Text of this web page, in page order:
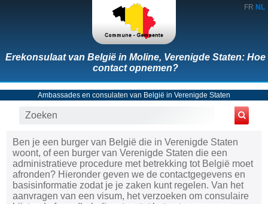
FR NL
Erekonsulaat van België in Moline, Verenigde Staten: Hoe
contact opnemen?
Ambassades en consulaten van België in Verenigde Staten
Ben je een burger van België die in Verenigde Staten
woont, of een burger van Verenigde Staten die een
administratieve procedure met betrekking tot België moet
afronden? Hieronder geven we de contactgegevens en
basisinformatie zodat je je zaken kunt regelen. Van het
aanvragen van een visum, het verzoeken om consulaire